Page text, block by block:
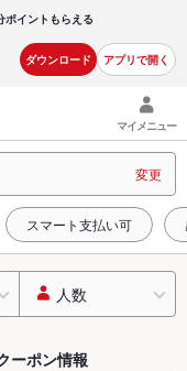
ポイントもらえる
ダウンロード アプリで開く
マイメニュー
変更
スマート支払い可
人数
ーポン情報